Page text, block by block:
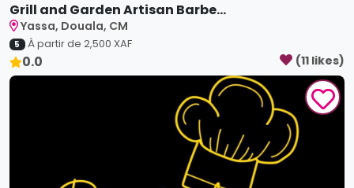
Grill and Garden Artisan Barbe...
Yassa, Douala, CM
5 À partir de 2,500 XAF
0.0 (11 likes)